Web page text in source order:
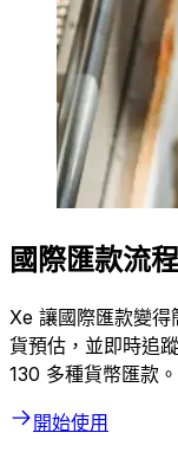
國際匯款流
Xe 讓國際匯款變得
貨預估，並即時追
130 多種貨幣匯款。
開始使用